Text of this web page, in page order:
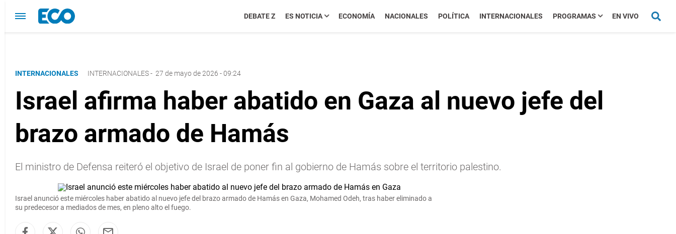
DEBATE Z ES NOTICIA ECONOMÍA NACIONALES POLÍTICA INTERNACIONALES PROGRAMAS EN VIVO
INTERNACIONALES INTERNACIONALES- 27 de mayo de 2026 - 09:24
Israel afirma haber abatido en Gaza al nuevo jefe del
brazo armado de Hamás
El ministro de Defensa reiteró el objetivo de Israel de poner fin al gobierno de Hamás sobre el territorio palestino.
Israel anunció este miércoles haber abatidoal nuevo jefe del brazo armado de Hamás en Gaza, Mohamed Odeh, tras haber eliminado a
su predecesor a mediados de mes, en pleno alto el fuego.